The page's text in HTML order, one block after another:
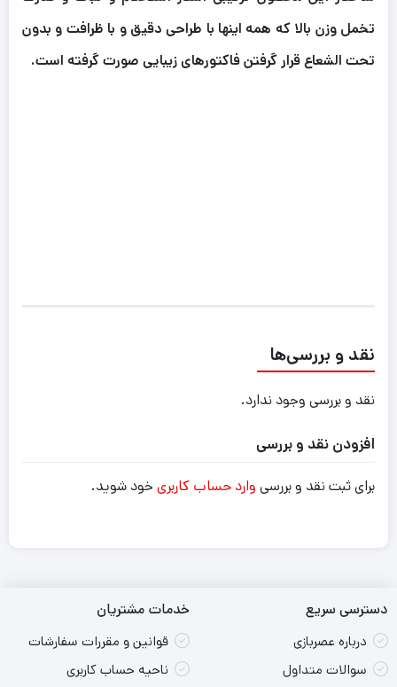
تخمل وزن بالا که همه اینها با طراحی دقیق و با ظرافت و بدون
تحت الشعاع قرار گرفتن فاکتورهای زیبایی صورت گرفته است.
نقد و بررسی‌ها
نقد و بررسی وجود ندارد.
افزودن نقد و بررسی
برای ثبت نقد و بررسی وارد حساب کاربری خود شوید.
دسترسی سریع
درباره عصربازی
سوالات متداول
خدمات مشتریان
قوانین و مقررات سفارشات
ناحیه حساب کاربری